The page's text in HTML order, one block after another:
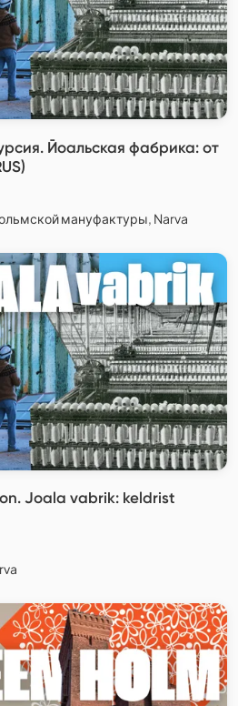
Йоальская фабрика: от
мануфактуры, Narva
Joala vabrik: keldrist